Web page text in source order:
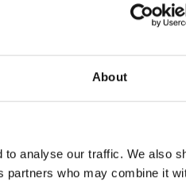
About
analyse our traffic. We also
partners who may combine it
Elokuu
MA TI KE TO PE